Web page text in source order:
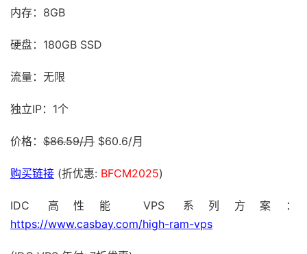
内存：8GB
硬盘：180GB SSD
流量：无限
独立IP：1个
价格： $86.59/月 $60.6/月
购买链接 (折优惠: BFCM2025)
IDC 高性能 VPS 系列方案：
https://www.casbay.com/high-ram-vps